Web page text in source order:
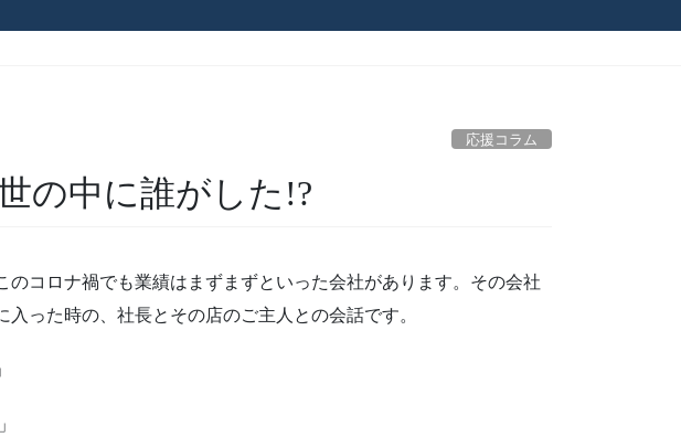
応援コラム
の中に誰がした!?
コロナ禍でも業績はまずまずといった会社があります。その会社
った時の、社長とその店のご主人との会話です。